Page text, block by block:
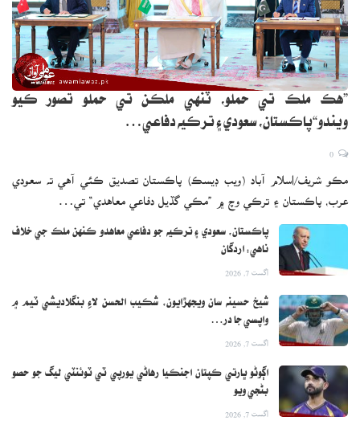
”هڪ ملڪ تي حملو، ٽنهي ملڪن تي حملو تصور ڪيو
ويندو“پاڪستان، سعودي ۽ ترڪيه دفاعي…
مڪو شريف/اسلام آباد (ويب ڊيسڪ) پاڪستان تصديق ڪئي آهي ته سعودي
عرب، پاڪستان ۽ ترڪي وچ ۾ ”مڪي گڏيل دفاعي معاهدي“ تي…
پاڪستان، سعودي ۽ ترڪيه جو دفاعي معاهدو ڪنهن ملڪ جي خلاف
ناهي: اردگان
اگست 7, 2026
شيخ حسينه سان ويجهڙايون، شڪيب الحسن لاءِ بنگلاديشي ٽيم ۾
واپسي جا در…
اگست 7, 2026
اڳوڻو ڀارتي ڪپتان اجنڪيا رهاڻي يورپي ٽي ٽوئنٽي ليگ جو حصو
بڻجي ويو
اگست 7, 2026